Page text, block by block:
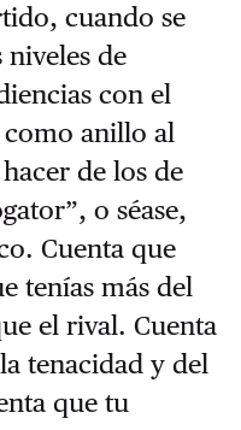
cuando se
de
con el
como anillo al
de los de
o séase,
Cuenta que
tenías más del
el rival. Cuenta
tenacidad y del
que tu